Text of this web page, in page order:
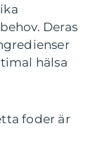
Deras
hälsa
foder är